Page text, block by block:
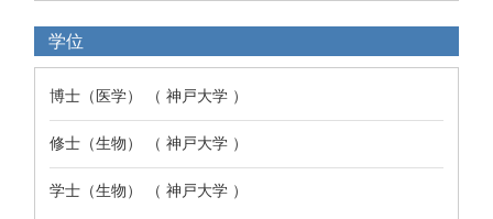
学位
博士（医学） （ 神戸大学 ）
修士（生物） （ 神戸大学 ）
学士（生物） （ 神戸大学 ）